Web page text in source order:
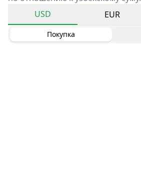
USD
EUR
Покупка